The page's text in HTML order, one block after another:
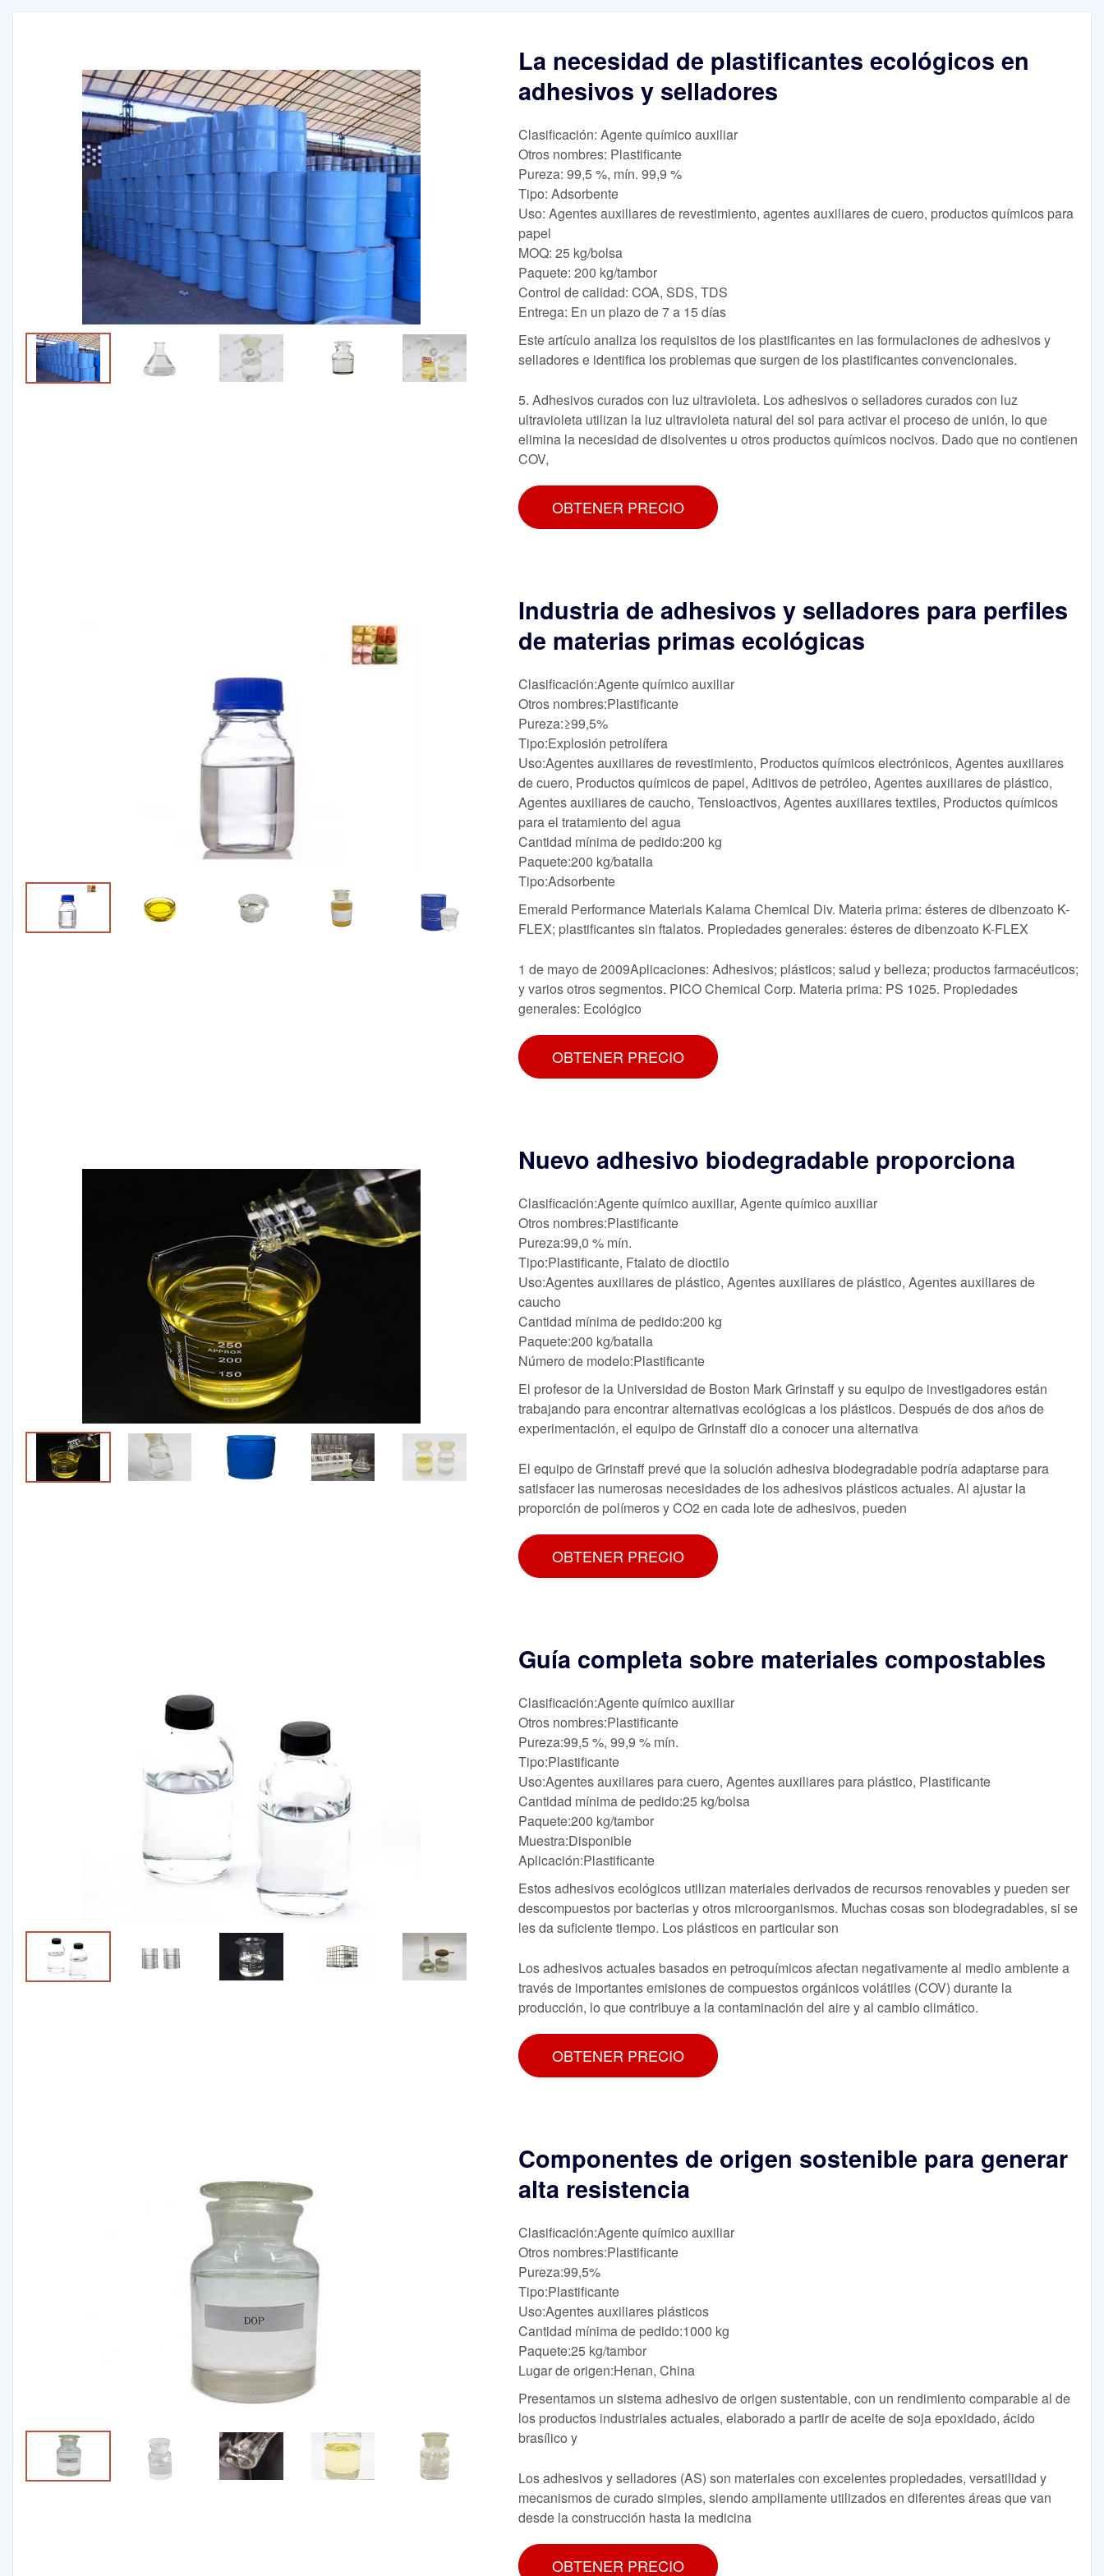
La necesidad de plastificantes ecológicos en
adhesivos y selladores
Clasificación: Agente químico auxiliar
Otros nombres: Plastificante
Pureza: 99,5 %, mín. 99,9 %
Tipo: Adsorbente
Uso: Agentes auxiliares de revestimiento, agentes auxiliares de cuero, productos químicos para
papel
MOQ: 25 kg/bolsa
Paquete: 200 kg/tambor
Control de calidad: COA, SDS, TDS
Entrega: En un plazo de 7 a 15 días
Este artículo analiza los requisitos de los plastificantes en las formulaciones de adhesivos y
selladores e identifica los problemas que surgen de los plastificantes convencionales.
5. Adhesivos curados con luz ultravioleta. Los adhesivos o selladores curados con luz
ultravioleta utilizan la luz ultravioleta natural del sol para activar el proceso de unión, lo que
elimina la necesidad de disolventes u otros productos químicos nocivos. Dado que no contienen
COV,
OBTENER PRECIO
Industria de adhesivos y selladores para perfiles
de materias primas ecológicas
Clasificación:Agente químico auxiliar
Otros nombres:Plastificante
Pureza:≥99,5%
Tipo:Explosión petrolífera
Uso:Agentes auxiliares de revestimiento, Productos químicos electrónicos, Agentes auxiliares
de cuero, Productos químicos de papel, Aditivos de petróleo, Agentes auxiliares de plástico,
Agentes auxiliares de caucho, Tensioactivos, Agentes auxiliares textiles, Productos químicos
para el tratamiento del agua
Cantidad mínima de pedido:200 kg
Paquete:200 kg/batalla
Tipo:Adsorbente
Emerald Performance Materials Kalama Chemical Div. Materia prima: ésteres de dibenzoato K-
FLEX; plastificantes sin ftalatos. Propiedades generales: ésteres de dibenzoato K-FLEX
1 de mayo de 2009Aplicaciones: Adhesivos; plásticos; salud y belleza; productos farmacéuticos;
y varios otros segmentos. PICO Chemical Corp. Materia prima: PS 1025. Propiedades
generales: Ecológico
OBTENER PRECIO
Nuevo adhesivo biodegradable proporciona
Clasificación:Agente químico auxiliar, Agente químico auxiliar
Otros nombres:Plastificante
Pureza:99,0 % mín.
Tipo:Plastificante, Ftalato de dioctilo
Uso:Agentes auxiliares de plástico, Agentes auxiliares de plástico, Agentes auxiliares de
caucho
Cantidad mínima de pedido:200 kg
Paquete:200 kg/batalla
Número de modelo:Plastificante
El profesor de la Universidad de Boston Mark Grinstaff y su equipo de investigadores están
trabajando para encontrar alternativas ecológicas a los plásticos. Después de dos años de
experimentación, el equipo de Grinstaff dio a conocer una alternativa
El equipo de Grinstaff prevé que la solución adhesiva biodegradable podría adaptarse para
satisfacer las numerosas necesidades de los adhesivos plásticos actuales. Al ajustar la
proporción de polímeros y CO2 en cada lote de adhesivos, pueden
OBTENER PRECIO
Guía completa sobre materiales compostables
Clasificación:Agente químico auxiliar
Otros nombres:Plastificante
Pureza:99,5 %, 99,9 % mín.
Tipo:Plastificante
Uso:Agentes auxiliares para cuero, Agentes auxiliares para plástico, Plastificante
Cantidad mínima de pedido:25 kg/bolsa
Paquete:200 kg/tambor
Muestra:Disponible
Aplicación:Plastificante
Estos adhesivos ecológicos utilizan materiales derivados de recursos renovables y pueden ser
descompuestos por bacterias y otros microorganismos. Muchas cosas son biodegradables, si se
les da suficiente tiempo. Los plásticos en particular son
Los adhesivos actuales basados en petroquímicos afectan negativamente al medio ambiente a
través de importantes emisiones de compuestos orgánicos volátiles (COV) durante la
producción, lo que contribuye a la contaminación del aire y al cambio climático.
OBTENER PRECIO
Componentes de origen sostenible para generar
alta resistencia
Clasificación:Agente químico auxiliar
Otros nombres:Plastificante
Pureza:99,5%
Tipo:Plastificante
Uso:Agentes auxiliares plásticos
Cantidad mínima de pedido:1000 kg
Paquete:25 kg/tambor
Lugar de origen:Henan, China
Presentamos un sistema adhesivo de origen sustentable, con un rendimiento comparable al de
los productos industriales actuales, elaborado a partir de aceite de soja epoxidado, ácido
brasílico y
Los adhesivos y selladores (AS) son materiales con excelentes propiedades, versatilidad y
mecanismos de curado simples, siendo ampliamente utilizados en diferentes áreas que van
desde la construcción hasta la medicina
OBTENER PRECIO